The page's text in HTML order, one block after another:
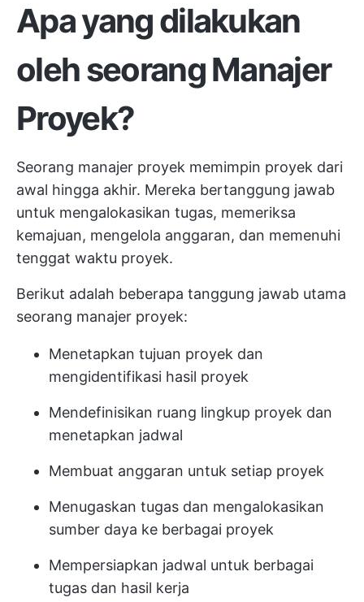
Apa yang dilakukan
oleh seorang Manajer
Proyek?
Seorang manajer proyek memimpin proyek dari
awal hingga akhir. Mereka bertanggung jawab
untuk mengalokasikan tugas, memeriksa
kemajuan, mengelola anggaran, dan memenuhi
tenggat waktu proyek.
Berikut adalah beberapa tanggung jawab utama
seorang manajer proyek:
Menetapkan tujuan proyek dan
mengidentifikasi hasil proyek
Mendefinisikan ruang lingkup proyek dan
menetapkan jadwal
Membuat anggaran untuk setiap proyek
Menugaskan tugas dan mengalokasikan
sumber daya ke berbagai proyek
Mempersiapkan jadwal untuk berbagai
tugas dan hasil kerja